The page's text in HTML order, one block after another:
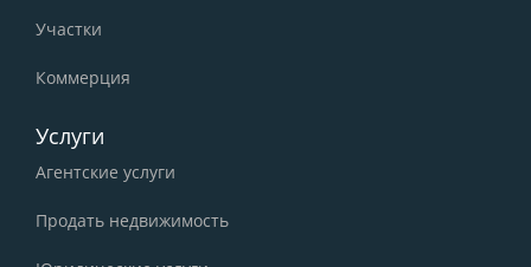
Участки
Коммерция
Услуги
Агентские услуги
Продать недвижимость